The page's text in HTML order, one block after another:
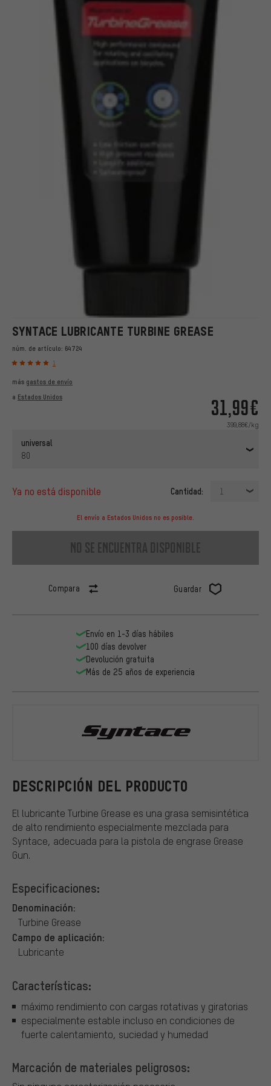
SYNTACE LUBRICANTE TURBINE GREASE
núm. de artículo: 64724
1
31,99€
399,88€/kg
más gastos de envío
a Estados Unidos
universal
80
ya no está disponible Cantidad: 1
El envío a Estados Unidos no es posible.
no se encuentra disponible
Compara Guardar
DESCRIPCIÓN DEL PRODUCTO
El lubricante Turbine Grease es una grasa semisintética
de alto rendimiento especialmente mezclada para
Syntace, adecuada para la pistola de engrase Grease
Gun.
Especificaciones:
Denominación:
Turbine Grease
Campo de aplicación:
Lubricante
Características:
máximo rendimiento con cargas rotativas y giratorias
especialmente estable incluso en condiciones de
fuerte calentamiento, suciedad y humedad
Marcación de materiales peligrosos:
Envío en 1-3 días hábiles
100 días devolver
Devolución gratuita
Más de 25 años de experiencia